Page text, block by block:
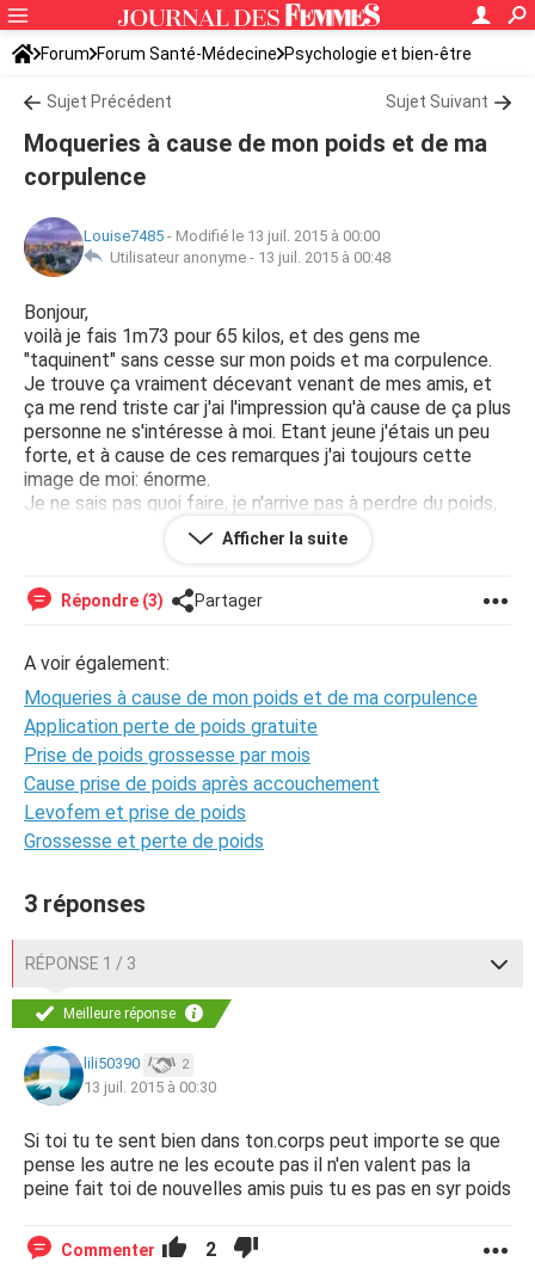
Forum Forum Santé-Médecine Psychologie et bien-être
Sujet Précédent Sujet Suivant
Moqueries à cause de mon poids et de ma
corpulence
Louise7485 - Modifié le 13 juil. 2015 à 00:00
Utilisateur anonyme - 13 juil. 2015 à 00:48
Bonjour,
voilà je fais 1m73 pour 65 kilos, et des gens me
"taquinent" sans cesse sur mon poids et ma corpulence.
Je trouve ça vraiment décevant venant de mes amis, et
ça me rend triste car j'ai l'impression qu'à cause de ça plus
personne ne s'intéresse à moi. Etant jeune j'étais un peu
forte, et à cause de ces remarques j'ai toujours cette
image de moi: énorme.
Je ne sais pas quoi faire, je n'arrive pas à perdre du poids,
j'ai l'impression de rester au même stade.
Afficher la suite
Répondre (3) Partager
A voir également:
Moqueries à cause de mon poids et de ma corpulence
Application perte de poids gratuite
Prise de poids grossesse par mois
Cause prise de poids après accouchement
Levofem et prise de poids
Grossesse et perte de poids
3 réponses
RÉPONSE 1 / 3
Meilleure réponse
lili50390 2
13 juil. 2015 à 00:30
Si toi tu te sent bien dans ton.corps peut importe se que
pense les autre ne les ecoute pas il n'en valent pas la
peine fait toi de nouvelles amis puis tu es pas en syr poids
Commenter 2